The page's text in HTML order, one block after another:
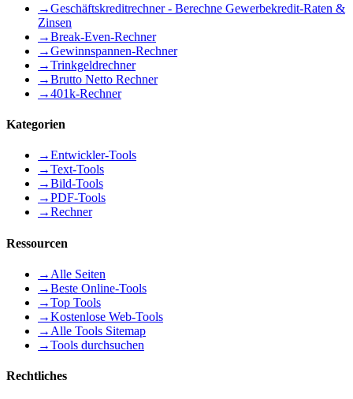
→Geschäftskreditrechner - Berechne Gewerbekredit-Raten &
Zinsen
→Break-Even-Rechner
→Gewinnspannen-Rechner
→Trinkgeldrechner
→Brutto Netto Rechner
→401k-Rechner
Kategorien
→Entwickler-Tools
→Text-Tools
→Bild-Tools
→PDF-Tools
→Rechner
Ressourcen
→ Alle Seiten
→Beste Online-Tools
→Top Tools
→Kostenlose Web-Tools
→ Alle Tools Sitemap
→Tools durchsuchen
Rechtliches